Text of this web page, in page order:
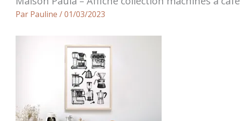
Par Pauline /01/03/2023